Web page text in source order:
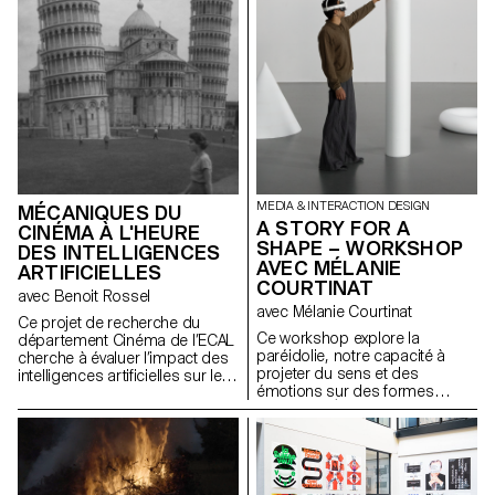
sans perte de hiérarchie ni de
mêmes, compris comme des
expressions d'attitude et de
personnalité.
https://websites.ecal-mid.ch/
MÉCANIQUES DU
CINÉMA À L'HEURE
DES INTELLIGENCES
ARTIFICIELLES
avec Benoit Rossel
Ce projet de recherche du
département Cinéma de l’ECAL
cherche à évaluer l’impact des
intelligences artificielles sur le
MEDIA & INTERACTION DESIGN
A STORY FOR A
SHAPE – WORKSHOP
AVEC MÉLANIE
COURTINAT
avec Mélanie Courtinat
Ce workshop explore la
paréidolie, notre capacité à
projeter du sens et des
émotions sur des formes
abstraites. À partir d'une
primitive géométrique (cube,
sphère, cône...), matrice
fondamentale de tout univers
numérique, les étudiant·e·s en